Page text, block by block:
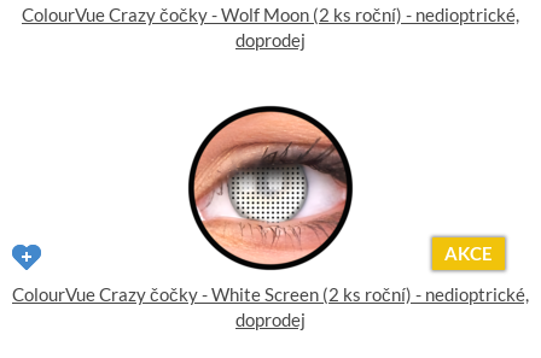
ColourVue Crazy čočky - Wolf Moon (2 ks roční) - nedioptrické,
doprodej
AKCE
ColourVue Crazy čočky - White Screen (2 ks roční) - nedioptrické,
doprodej